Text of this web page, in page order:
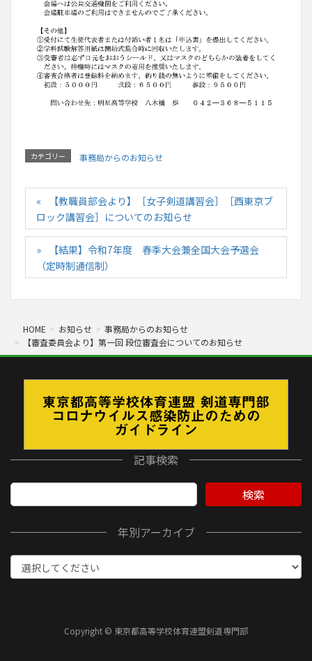
カテゴリー 事務局からのお知らせ
【教職員部会より】［女子剣道講習会］［西東京ブ
ロック講習会］についてのお知らせ
【結果】令和7年度 春季大会兼全国大会予選会
（定時制通信制）
HOME お知らせ
事務局からのお知らせ
【審査委員会より】第一回 段位審査会についてのお知らせ
記事検索
検索
年別アーカイブ
Copyright © 東京都高等学校体育連盟剣道専門部